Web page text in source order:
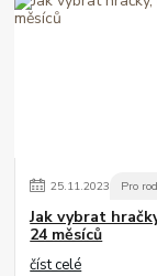
25.11.2023 Pro
Jak vybrat
24 měsíců
číst celé